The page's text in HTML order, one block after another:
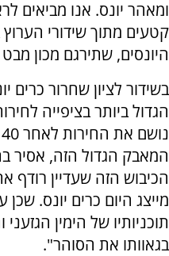
ומאהר יונס. אנו מביאים
קטעים מתוך שידורי
היונסים, שתירגם מכון
בשידור לציון שחרור
הגדול ביותר בציפייה
המאבק הגדול הזה, אסיר
הכיבוש הזה שעדיין
מייצג היום כרים יונס.
תוכניותיו של הימין
בגאוותו את הסוהר".